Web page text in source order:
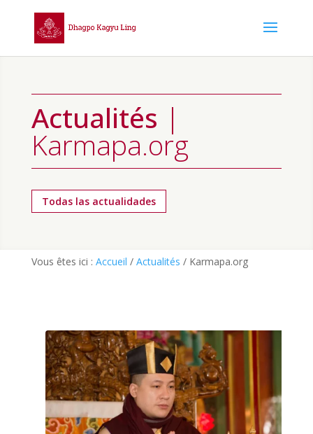
Actualités |
Karmapa.org
Todas las actualidades
Vous êtes ici : Accueil / Actualités / Karmapa.org